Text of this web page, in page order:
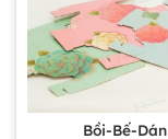
Bồi-Bế-Dán